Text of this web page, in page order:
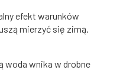
efekt warunków
mierzyć się zimą.
woda wnika w drobne